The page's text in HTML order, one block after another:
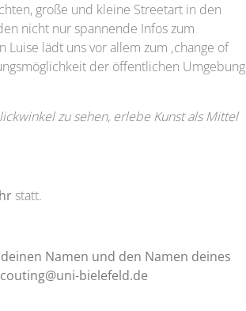
große und kleine Streetart in den
nicht nur spannende Infos zum
lädt uns vor allem zum ‚change of
der öffentlichen Umgebung
zu sehen, erlebe Kunst als Mittel
statt.
Namen und den Namen deines
bielefeld.de